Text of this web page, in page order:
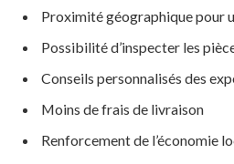
Proximité géographique pour
Possibilité d’inspecter les
Conseils personnalisés des
Moins de frais de livraison
Renforcement de l’économie